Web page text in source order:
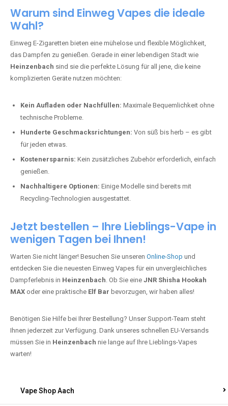
Warum sind Einweg Vapes die ideale
Wahl?
Einweg E-Zigaretten bieten eine mühelose und flexible Möglichkeit,
das Dampfen zu genießen. Gerade in einer lebendigen Stadt wie
Heinzenbach sind sie die perfekte Lösung für all jene, die keine
komplizierten Geräte nutzen möchten:
Kein Aufladen oder Nachfüllen: Maximale Bequemlichkeit ohne
technische Probleme.
Hunderte Geschmacksrichtungen: Von süß bis herb – es gibt
für jeden etwas.
Kostenersparnis: Kein zusätzliches Zubehör erforderlich, einfach
genießen.
Nachhaltigere Optionen: Einige Modelle sind bereits mit
Recycling-Technologien ausgestattet.
Jetzt bestellen – Ihre Lieblings-Vape in
wenigen Tagen bei Ihnen!
Warten Sie nicht länger! Besuchen Sie unseren Online-Shop und
entdecken Sie die neuesten Einweg Vapes für ein unvergleichliches
Dampferlebnis in Heinzenbach . Ob Sie eine JNR Shisha Hookah
MAX oder eine praktische Elf Bar bevorzugen, wir haben alles!
Benötigen Sie Hilfe bei Ihrer Bestellung? Unser Support-Team steht
Ihnen jederzeit zur Verfügung. Dank unseres schnellen EU-Versands
müssen Sie in Heinzenbach nie lange auf Ihre Lieblings-Vapes
warten!
Vape Shop Aach